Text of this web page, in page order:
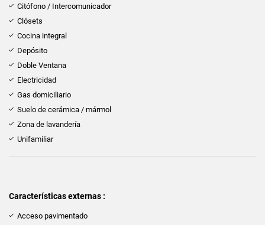
Citófono / Intercomunicador
Clósets
Cocina integral
Depósito
Doble Ventana
Electricidad
Gas domiciliario
Suelo de cerámica / mármol
Zona de lavandería
Unifamiliar
Características externas :
Acceso pavimentado